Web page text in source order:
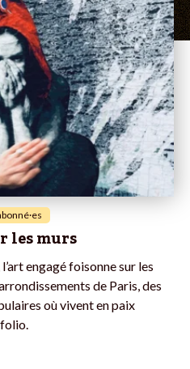
les murs
engagé foisonne sur les
de Paris, des
où vivent en paix